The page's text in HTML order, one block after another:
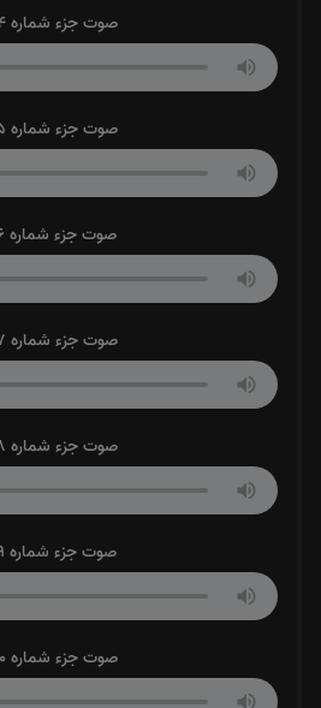
صوت جزء شماره 24
صوت جزء شماره 25
صوت جزء شماره 26
صوت جزء شماره 27
صوت جزء شماره 28
صوت جزء شماره 29
صوت جزء شماره 30